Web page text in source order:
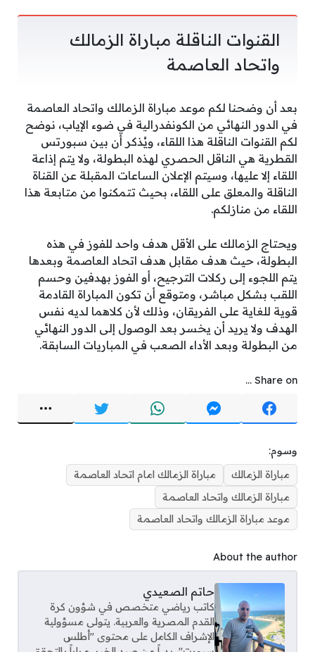
القنوات الناقلة مباراة الزمالك
واتحاد العاصمة
بعد أن وضحنا لكم موعد مباراة الزمالك واتحاد العاصمة
في الدور النهائي من الكونفدرالية في ضوء الإياب، نوضح
لكم القنوات الناقلة هذا اللقاء، ويُذكر أن بين سبورتس
القطرية هي الناقل الحصري لهذه البطولة، ولا يتم إذاعة
اللقاء إلا عليها، وسيتم الإعلان الساعات المقبلة عن القناة
الناقلة والمعلق على اللقاء، بحيث تتمكنوا من متابعة هذا
اللقاء من منازلكم.
ويحتاج الزمالك على الأقل هدف واحد للفوز في هذه
البطولة، حيث هدف مقابل هدف اتحاد العاصمة وبعدها
يتم اللجوء إلى ركلات الترجيح، أو الفوز بهدفين وحسم
اللقب بشكل مباشر، ومتوقع أن تكون المباراة القادمة
قوية للغاية على الفريقان، وذلك لأن كلاهما لديه نفس
الهدف ولا يريد أن يخسر بعد الوصول إلى الدور النهائي
من البطولة وبعد الأداء الصعب في المباريات السابقة.
Share on ...
وسوم:
مباراة الزمالك
مباراة الزمالك امام اتحاد العاصمة
مباراة الزمالك واتحاد العاصمة
موعد مباراة الزمالك واتحاد العاصمة
About the author
حاتم الصعيدي
كاتب رياضي متخصص في شؤون كرة
القدم المصرية والعربية. يتولى مسؤولية
الإشراف الكامل على محتوى "أطلس